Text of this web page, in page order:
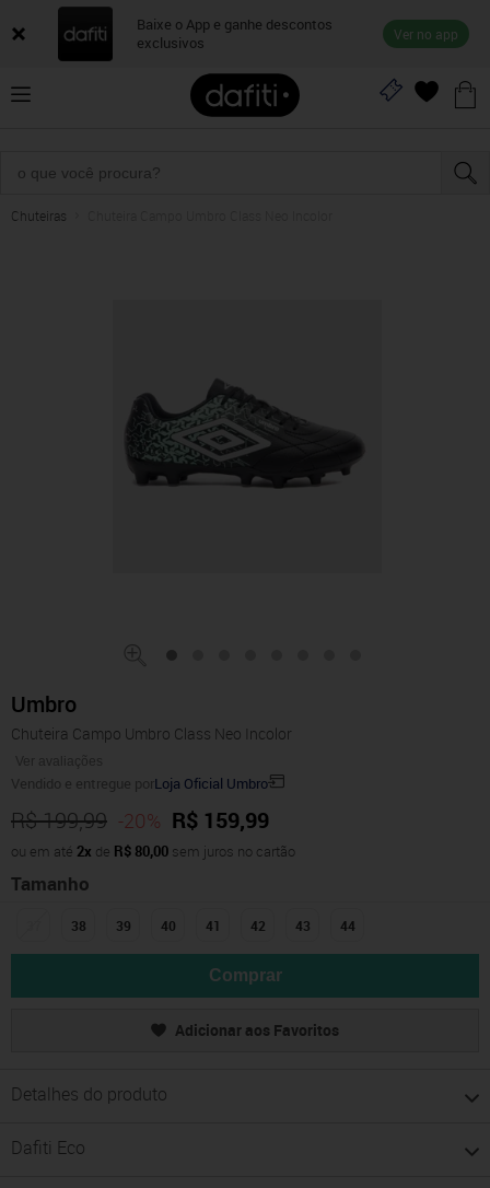
Baixe o App e ganhe descontos
exclusivos
Ver no app
Chuteiras
Umbro
Chuteira Campo Umbro Class Neo Incolor
Ver avaliações
Vendido e entregue porLoja Oficial Umbro
R$ 199,99 -20% R$ 159,99
ou em até 2x de R$ 80,00 sem juros no cartão
Tamanho
38 39 40 41 42 43 44
Comprar
Adicionar aos Favoritos
Detalhes do produto
Dafiti Eco